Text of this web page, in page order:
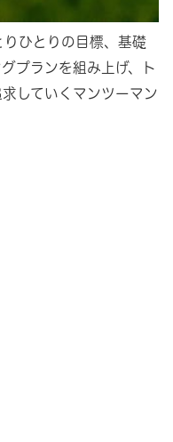
ひとりの目標、基礎
プランを組み上げ、ト
していくマンツーマン